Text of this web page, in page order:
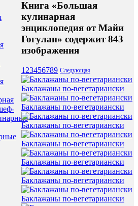
Книга «Большая
кулинарная
энциклопедия от Майи
Гогулан» содержит 843
изображения
1 23456789 Следующая
Баклажаны по-вегетариански
Баклажаны по-вегетариански
Баклажаны по-вегетариански
Баклажаны по-вегетариански
Баклажаны по-вегетариански
Баклажаны по-вегетариански
Баклажаны по-вегетариански